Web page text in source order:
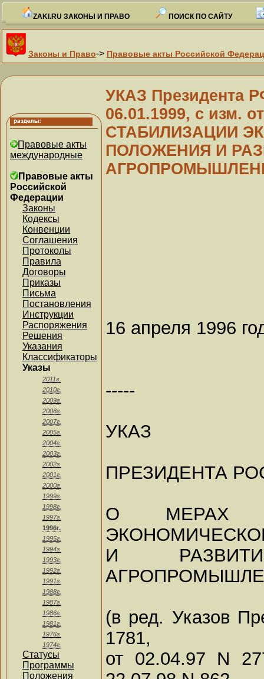
ZAKI.RU ЗАКОНЫ И ПРАВО ПОИСК ПО САЙТУ
Законы и Право-> Правовые акты Российской
Правовые акты
международные
Правовые акты
Российской
Федерации
Законы
Кодексы
Конвенции
Соглашения
Протоколы
Правила
Договоры
Приказы
Письма
Постановления
Инструкции
Распоряжения
Решения
Указания
Классификаторы
Указы
2011г.
2010г.
2009г.
2008г.
2007г.
2005г.
2004г.
2003г.
2002г.
2001г.
2000г.
1999г.
1998г.
1997г.
1996г.
1995г.
1994г.
1993г.
1992г.
1991г.
1988г.
1987г.
1986г.
1981г.
1976г.
1974г.
Статусы
Программы
Положения
УКАЗ Президента
06.01.1999, с изм.
СТАБИЛИЗАЦИИ
ПОЛОЖЕНИЯ И
16 апреля 1996
-----
УКАЗ
ПРЕЗИДЕНТА
О МЕРАХ
И
(в ред. Указов
1781,
от 02.04.97 N